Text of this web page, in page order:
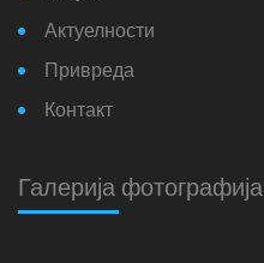
Актуелности
Привреда
Контакт
Галерија фотографија